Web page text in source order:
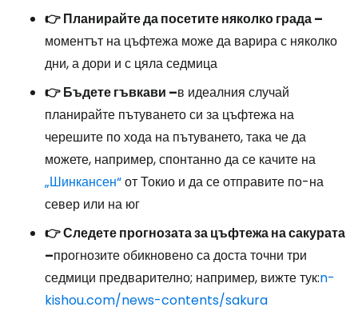
👉 Планирайте да посетите няколко града –
моментът на цъфтежа може да варира с няколко
дни, а дори и с цяла седмица
👉 Бъдете гъвкави –в идеалния случай
планирайте пътуването си за цъфтежа на
черешите по хода на пътуването, така че да
можете, например, спонтанно да се качите на
„Шинкансен“от Токио и да се отправите по-на
север или на юг
👉 Следете прогнозата за цъфтежа на сакурата
–прогнозите обикновено са доста точни три
седмици предварително; например, вижте тук:n-
kishou.com/news-contents/sakura